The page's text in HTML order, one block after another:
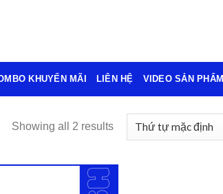
KHUYẾN MÃI LIÊN HỆ VIDEO SẢN PHẨM
Showing all 2 results